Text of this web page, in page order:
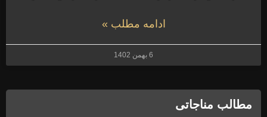
مطالب مناجاتی
ادامه مطلب »
6 بهمن 1402